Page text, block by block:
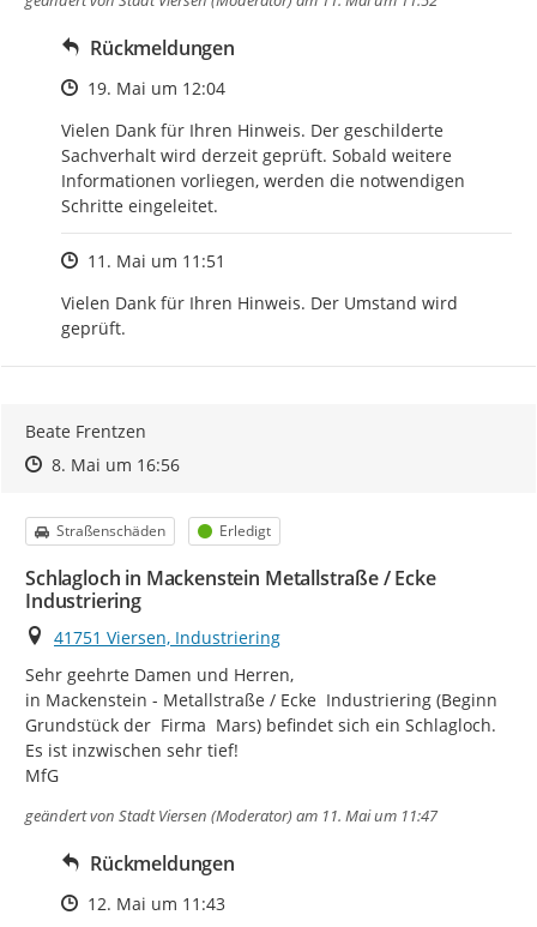
Rückmeldungen
Zeitpunkt des Erstellens
19. Mai um 12:04
Vielen Dank für Ihren Hinweis. Der geschilderte
Sachverhalt wird derzeit geprüft. Sobald weitere
Informationen vorliegen, werden die notwendigen
Schritte eingeleitet.
Zeitpunkt des Erstellens
11. Mai um 11:51
Vielen Dank für Ihren Hinweis. Der Umstand wird
geprüft.
Beate Frentzen
Zeitpunkt des Erstellens
Zeitpunkt des Erstellens
8. Mai um 16:56Zur Äußerung
Kategorie
Straßenschäden Status
Erledigt
Schlagloch in Mackenstein Metallstraße / Ecke
Industriering
Ort
41751 Viersen, Industriering
Sehr geehrte Damen und Herren,
in Mackenstein - Metallstraße / Ecke  Industriering (Beginn
Grundstück der  Firma  Mars) befindet sich ein Schlagloch.
Es ist inzwischen sehr tief!
MfG
geändert von Stadt Viersen (Moderator)am 11. Mai um 11:47
Rückmeldungen
Zeitpunkt des Erstellens
12. Mai um 11:43